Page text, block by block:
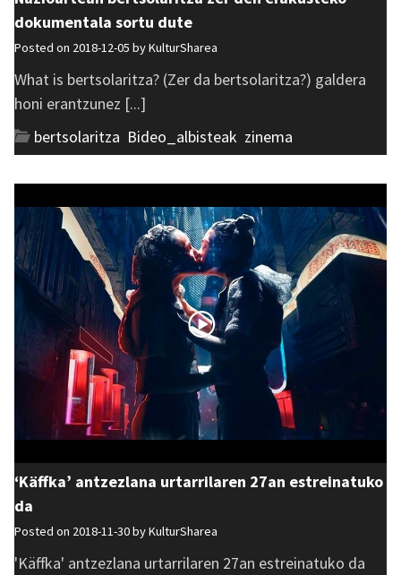
dokumentala sortu dute
Posted on 2018-12-05 byKulturSharea
What is bertsolaritza? (Zer da bertsolaritza?) galdera
honi erantzunez [...]
bertsolaritza Bideo_albisteak zinema
‘Käffka’ antzezlana urtarrilaren 27an estreinatuko
da
Posted on 2018-11-30 byKulturSharea
'Käffka' antzezlana urtarrilaren 27an estreinatuko da